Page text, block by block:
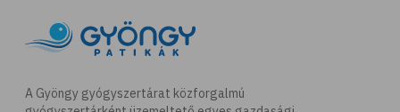
# égés
# C-vitamin
# antioxidáns
A Gyöngy gyógyszertárat közforgalmú